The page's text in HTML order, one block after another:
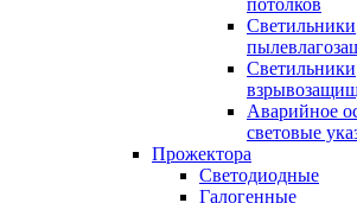
потолков
Светильники
Светильники
Аварийное
световые
Прожектора
Светодиодные
Галогенные